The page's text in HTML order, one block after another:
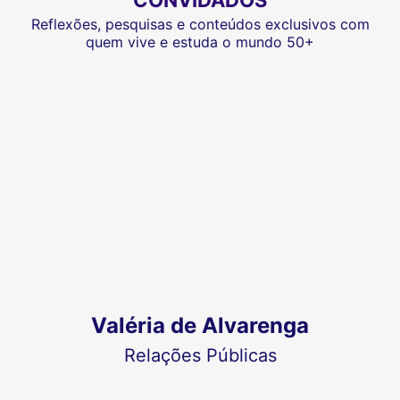
Reflexões, pesquisas e conteúdos exclusivos com
quem vive e estuda o mundo 50+
Valéria de Alvarenga
Relações Públicas